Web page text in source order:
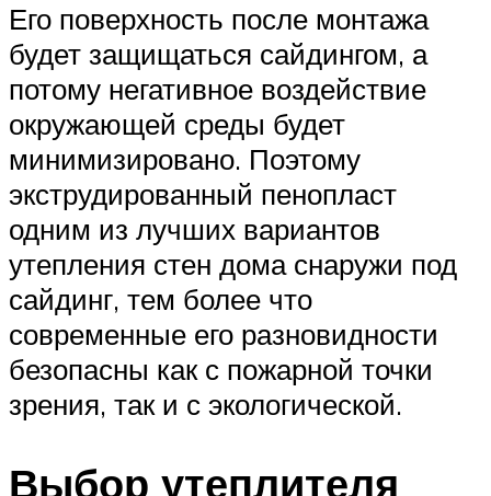
Его поверхность после монтажа
будет защищаться сайдингом, а
потому негативное воздействие
окружающей среды будет
минимизировано. Поэтому
экструдированный пенопласт
одним из лучших вариантов
утепления стен дома снаружи под
сайдинг, тем более что
современные его разновидности
безопасны как с пожарной точки
зрения, так и с экологической.
Выбор утеплителя